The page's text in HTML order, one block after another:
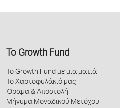
Το Growth Fund
Το Growth Fund με μια ματιά
Το Χαρτοφυλάκιό μας
Όραμα & Αποστολή
Μήνυμα Μοναδικού Μετόχου